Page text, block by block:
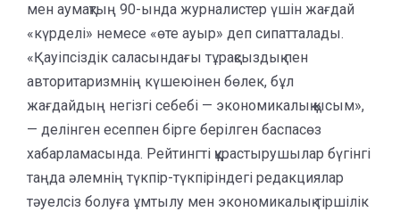
мен аумақтың 90-ында журналистер үшін жағдай
«күрделі» немесе «өте ауыр» деп сипатталады.
«Қауіпсіздік саласындағы тұрақсыздық пен
авторитаризмнің күшеюінен бөлек, бұл
жағдайдың негізгі себебі — экономикалық қысым»,
— делінген есеппен бірге берілген баспасөз
хабарламасында. Рейтингті құрастырушылар бүгінгі
таңда әлемнің түкпір-түкпіріндегі редакциялар
тәуелсіз болуға ұмтылу мен экономикалық тіршілік